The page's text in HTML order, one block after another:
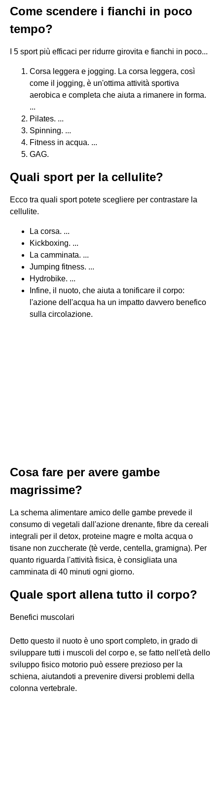
Come scendere i fianchi in poco
tempo?
I 5 sport più efficaci per ridurre girovita e fianchi in poco...
Corsa leggera e jogging. La corsa leggera, così
come il jogging, è un'ottima attività sportiva
aerobica e completa che aiuta a rimanere in forma.
...
Pilates. ...
Spinning. ...
Fitness in acqua. ...
GAG.
Quali sport per la cellulite?
Ecco tra quali sport potete scegliere per contrastare la
cellulite.
La corsa. ...
Kickboxing. ...
La camminata. ...
Jumping fitness. ...
Hydrobike. ...
Infine, il nuoto, che aiuta a tonificare il corpo:
l'azione dell'acqua ha un impatto davvero benefico
sulla circolazione.
Cosa fare per avere gambe
magrissime?
La schema alimentare amico delle gambe prevede il
consumo di vegetali dall'azione drenante, fibre da cereali
integrali per il detox, proteine magre e molta acqua o
tisane non zuccherate (tè verde, centella, gramigna). Per
quanto riguarda l'attività fisica, è consigliata una
camminata di 40 minuti ogni giorno.
Quale sport allena tutto il corpo?
Benefici muscolari
Detto questo il nuoto è uno sport completo, in grado di
sviluppare tutti i muscoli del corpo e, se fatto nell'età dello
sviluppo fisico motorio può essere prezioso per la
schiena, aiutandoti a prevenire diversi problemi della
colonna vertebrale.